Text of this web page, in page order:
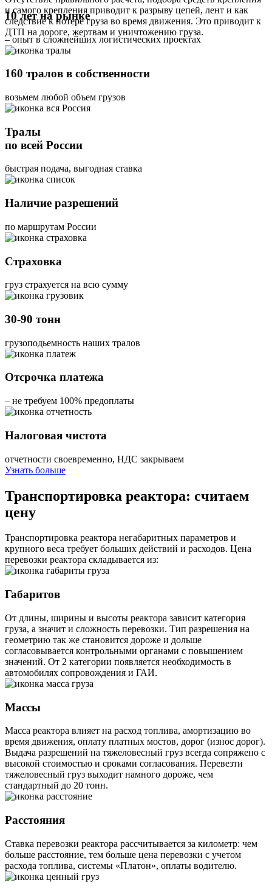
и самого крепления приводит к разрыву цепей, лент и как
следствие к потере груза во время движения. Это приводит к
ДТП на дороге, жертвам и уничтожению груза.
10 лет на рынке
– опыт в сложнейших логистических проектах
160 тралов в собственности
возьмем любой объем грузов
Тралы
по всей России
быстрая подача, выгодная ставка
Наличие разрешений
по маршрутам России
Страховка
груз страхуется на всю сумму
30-90 тонн
грузоподьемность наших тралов
Отсрочка платежа
– не требуем 100% предоплаты
Налоговая чистота
отчетности своевременно, НДС закрываем
Узнать больше
Транспортировка реактора: считаем
цену
Транспортировка реактора негабаритных параметров и
крупного веса требует больших действий и расходов. Цена
перевозки реактора складывается из:
Габаритов
От длины, ширины и высоты реактора зависит категория
груза, а значит и сложность перевозки. Тип разрешения на
геометрию так же становится дороже и дольше
согласовывается контрольными органами с повышением
значений. От 2 категории появляется необходимость в
автомобилях сопровождения и ГАИ.
Массы
Масса реактора влияет на расход топлива, амортизацию во
время движения, оплату платных мостов, дорог (износ дорог).
Выдача разрешений на тяжеловесный груз всегда сопряжено с
высокой стоимостью и сроками согласования. Перевезти
тяжеловесный груз выходит намного дороже, чем
стандартный до 20 тонн.
Расстояния
Ставка перевозки реактора рассчитывается за километр: чем
больше расстояние, тем больше цена перевозки с учетом
расхода топлива, системы «Платон», оплаты водителю.